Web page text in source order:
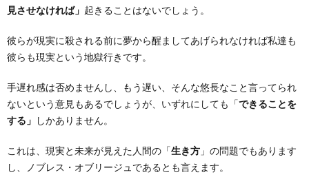
見させなければ」 起きることはないでしょう。
彼らが現実に殺される前に夢から醒ましてあげられなければ私達も
彼らも現実という地獄行きです。
手遅れ感は否めませんし、もう遅い、そんな悠長なこと言ってられ
ないという意見もあるでしょうが、いずれにしても「できることを
する」 しかありません。
これは、現実と未来が見えた人間の「生き方 」の問題でもあります
し、ノブレス・オブリージュであるとも言えます。